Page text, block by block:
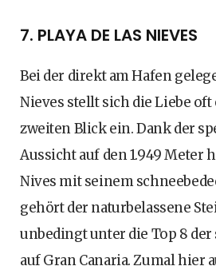
7. PLAYA DE LAS NIEVES
Bei der direkt am Hafen
Nieves stellt sich die Liebe oft
zweiten Blick ein. Dank der
Aussicht auf den 1.949 Meter
Nives mit seinem
gehört der naturbelassene
unbedingt unter die Top 8
auf Gran Canaria. Zumal hier